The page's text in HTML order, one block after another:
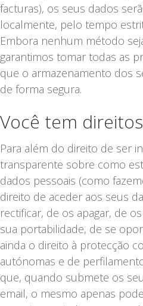
facturas), os seus dados
localmente, pelo tempo
Embora nenhum método
garantimos tomar todas as
que o armazenamento dos
de forma segura.
Você tem direitos
Para além do direito de ser
transparente sobre como
dados pessoais (como
direito de aceder aos seus
rectificar, de os apagar, de
sua portabilidade, de se
ainda o direito à protecção
autónomas e de
que, quando submete os
email, o mesmo apenas